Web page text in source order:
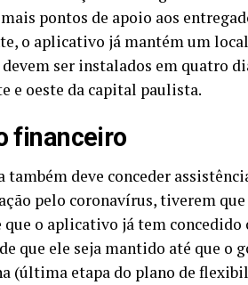
pontos de apoio aos
o aplicativo já mantém um
devem ser instalados em quatro
e oeste da capital paulista.
financeiro
também deve conceder
pelo coronavírus, tiverem
que o aplicativo já tem
que ele seja mantido até que o
(última etapa do plano de